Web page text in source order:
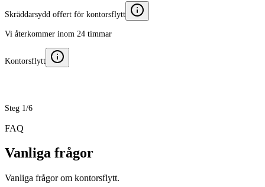
Skräddarsydd offert för kontorsflytt
Vi återkommer inom 24 timmar
Kontorsflytt
Steg 1/6
FAQ
Vanliga frågor
Vanliga frågor om kontorsflytt.